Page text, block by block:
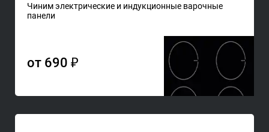
Чиним электрические и индукционные варочные
панели
от 690 ₽